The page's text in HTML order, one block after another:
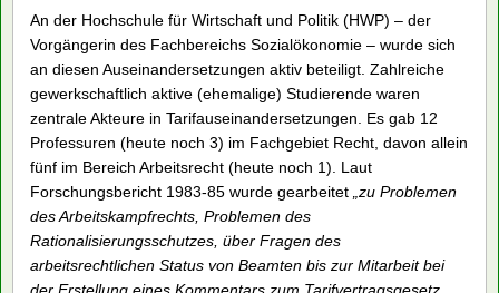
Arbeitsrecht“ kennenlernt oder auf die gewerkschaftliche
Handlungsmacht in „Kollektives Arbeitsrecht“ stößt, wird
anschließend mit erhöhtem (kollektivem) Selbst-Bewusstsein
agieren.
Arbeitsrecht ist die Verdichtung des Kräfteverhältnisses
zwischen Arbeiter*innen/Gewerkschaften und Unternehmen.
So gelangen auf den Schwingen der 68er-Bewegung in den
70er Jahren zahlreiche Verbesserungen der
Arbeitsbedingungen, wie z.B. die Beschränkung der Leiharbeit
auf drei Monate durch das Arbeitnehmer-Überlassungsgesetz.